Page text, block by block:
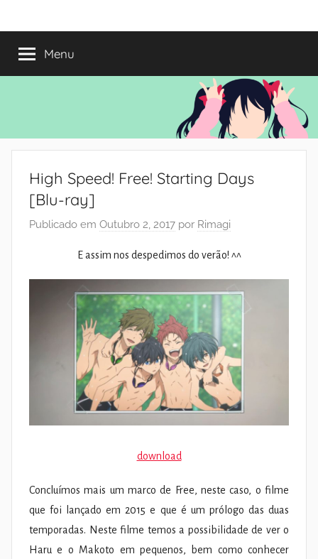
paraMundo
do
anos
a
romances
Menu
High Speed! Free! Starting Days
[Blu-ray]
Publicado em Outubro 2, 2017 por Rimagi
E assim nos despedimos do verão! ^^
download
Concluímos mais um marco de Free, neste caso, o filme
que foi lançado em 2015 e que é um prólogo das duas
temporadas. Neste filme temos a possibilidade de ver o
Haru e o Makoto em pequenos, bem como conhecer